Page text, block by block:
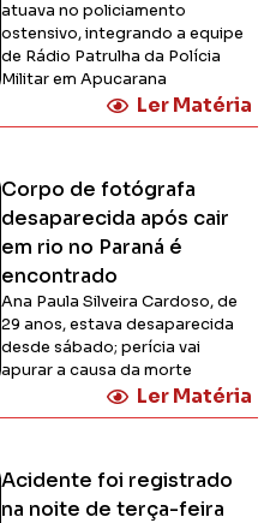
atuava no policiamento
ostensivo, integrando a equipe
de Rádio Patrulha da Polícia
Militar em Apucarana
Ler Matéria
Corpo de fotógrafa
desaparecida após cair
em rio no Paraná é
encontrado
Ana Paula Silveira Cardoso, de
29 anos, estava desaparecida
desde sábado; perícia vai
apurar a causa da morte
Ler Matéria
Acidente foi registrado
na noite de terça-feira